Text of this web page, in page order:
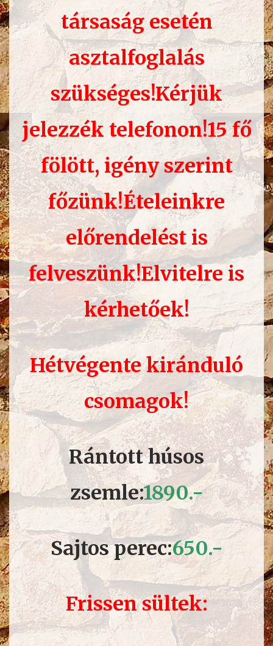
társaság esetén
asztalfoglalás
szükséges!Kérjük
jelezzék telefonon!15 fő
fölött, igény szerint
főzünk!Ételeinkre
előrendelést is
felveszünk!Elvitelre is
kérhetőek!
Hétvégente kiránduló
csomagok!
Rántott húsos
zsemle:1890.-
Sajtos perec:650.-
Frissen sültek: